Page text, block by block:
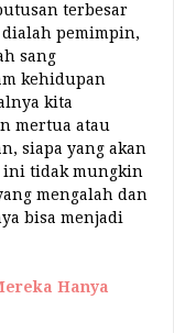
terbesar
dialah pemimpin,
sang
kehidupan
kita
mertua atau
siapa yang akan
ini tidak mungkin
mengalah dan
bisa menjadi
Hanya